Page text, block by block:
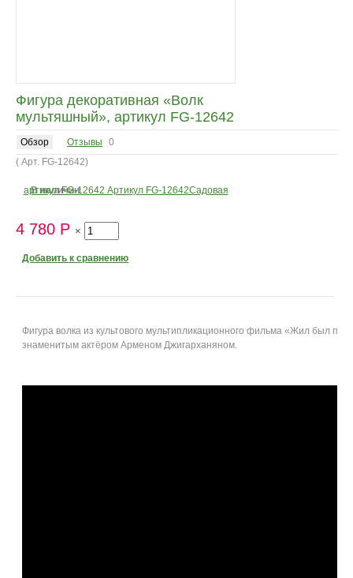
Фигура декоративная «Волк
мультяшный», артикул FG-12642
Обзор Отзывы
0
( Арт. FG-12642)
В наличии
4 780 Р ×
Добавить к сравнению
Фигура волка из культового мультипликационного фильма «Жил был
знаменитым актёром Арменом Джигарханяном.